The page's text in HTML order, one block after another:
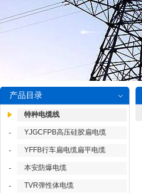
产品目录
特种电缆线
- YJGCFPB高压硅胶扁电缆
- YFFB行车扁电缆扁平电缆
- 本安防爆电缆
- TVR弹性体电缆